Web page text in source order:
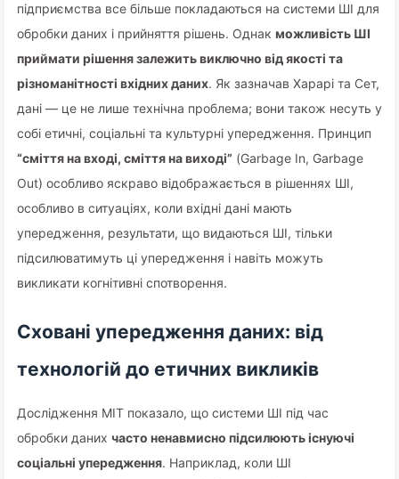
підприємства все більше покладаються на системи ШІ для
обробки даних і прийняття рішень. Однак можливість ШІ
приймати рішення залежить виключно від якості та
різноманітності вхідних даних. Як зазначав Харарі та Сет,
дані — це не лише технічна проблема; вони також несуть у
собі етичні, соціальні та культурні упередження. Принцип
“сміття на вході, сміття на виході” (Garbage In, Garbage
Out) особливо яскраво відображається в рішеннях ШІ,
особливо в ситуаціях, коли вхідні дані мають
упередження, результати, що видаються ШІ, тільки
підсилюватимуть ці упередження і навіть можуть
викликати когнітивні спотворення.
Сховані упередження даних: від
технологій до етичних викликів
Дослідження MIT показало, що системи ШІ під час
обробки даних часто ненавмисно підсилюють існуючі
соціальні упередження. Наприклад, коли ШІ